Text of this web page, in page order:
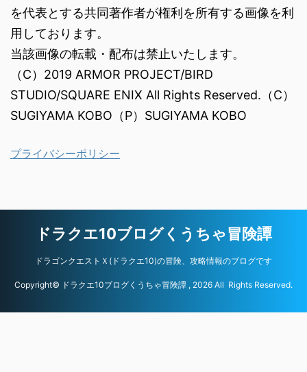
を代表とする共同著作者が権利を所有する画像を利
用しております。
当該画像の転載・配布は禁止いたします。
（C）2019 ARMOR PROJECT/BIRD
STUDIO/SQUARE ENIX All Rights Reserved.（C）
SUGIYAMA KOBO（P）SUGIYAMA KOBO
プライバシーポリシー
ドラクエ10ブログくうちゃ冒険譚
ドラゴンクエストＸ(ドラクエ10)の冒険、攻略情報のブログです
Copyright© ドラクエ10ブログくうちゃ冒険譚 , 2026 All Rights Reserved.